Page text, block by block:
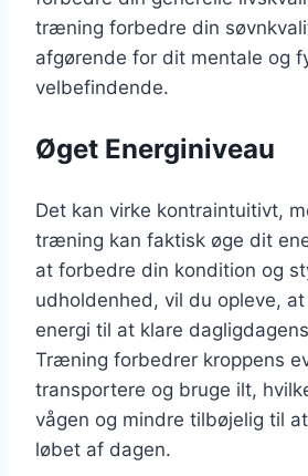
træning forbedre din
afgørende for dit mentale og
velbefindende.
Øget Energiniveau
Det kan virke kontraintuitivt,
træning kan faktisk øge dit
at forbedre din kondition og
udholdenhed, vil du opleve,
energi til at klare
Træning forbedrer kroppens
transportere og bruge ilt,
vågen og mindre tilbøjelig til
løbet af dagen.